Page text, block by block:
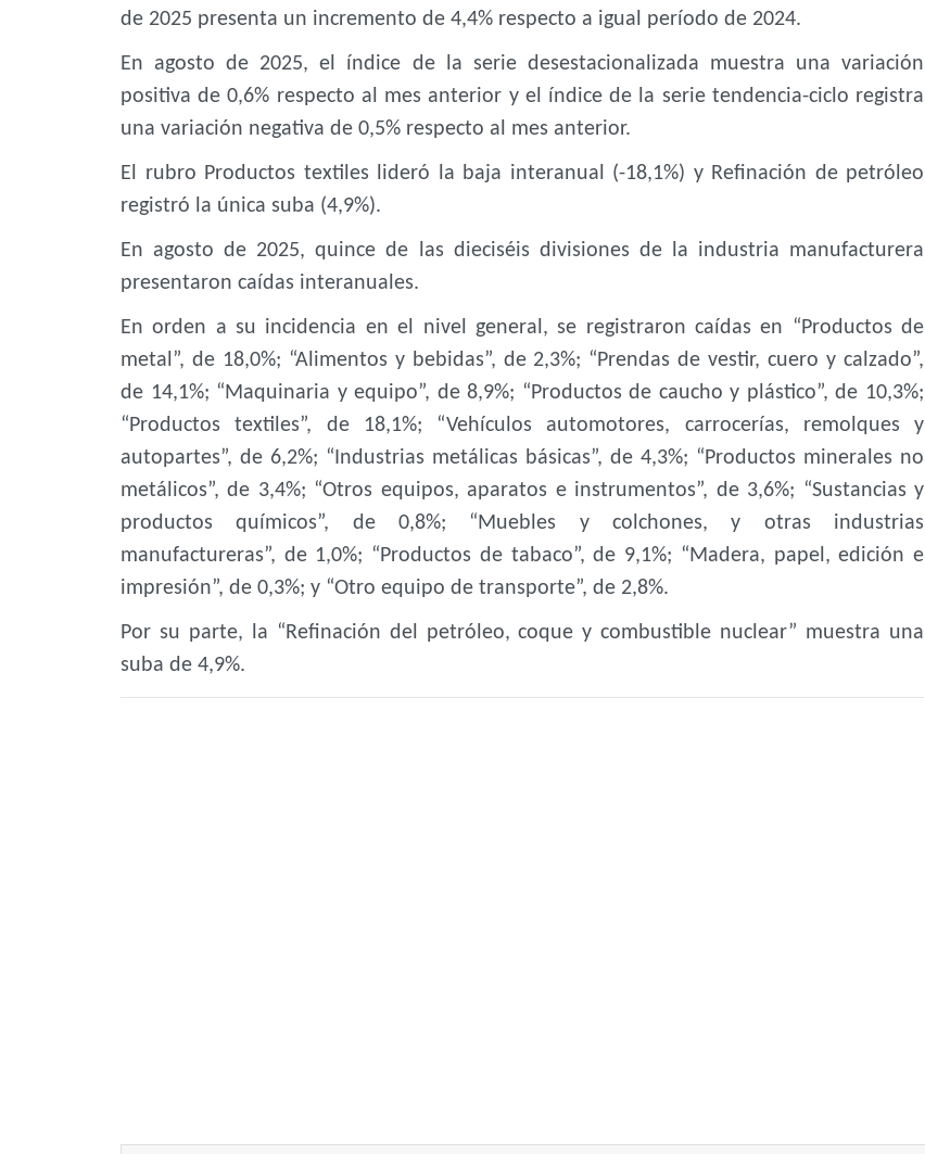
de 2025 presenta un incremento de 4,4% respecto a igual período de 2024.
En agosto de 2025, el índice de la serie desestacionalizada muestra una variación
positiva de 0,6% respecto al mes anterior y el índice de la serie tendencia-ciclo registra
una variación negativa de 0,5% respecto al mes anterior.
El rubro Productos textiles lideró la baja interanual (-18,1%) y Refinación de petróleo
registró la única suba (4,9%).
En agosto de 2025, quince de las dieciséis divisiones de la industria manufacturera
presentaron caídas interanuales.
En orden a su incidencia en el nivel general, se registraron caídas en “Productos de
metal”, de 18,0%; “Alimentos y bebidas”, de 2,3%; “Prendas de vestir, cuero y calzado”,
de 14,1%; “Maquinaria y equipo”, de 8,9%; “Productos de caucho y plástico”, de 10,3%;
“Productos textiles”, de 18,1%; “Vehículos automotores, carrocerías, remolques y
autopartes”, de 6,2%; “Industrias metálicas básicas”, de 4,3%; “Productos minerales no
metálicos”, de 3,4%; “Otros equipos, aparatos e instrumentos”, de 3,6%; “Sustancias y
productos químicos”, de 0,8%; “Muebles y colchones, y otras industrias
manufactureras”, de 1,0%; “Productos de tabaco”, de 9,1%; “Madera, papel, edición e
impresión”, de 0,3%; y “Otro equipo de transporte”, de 2,8%.
Por su parte, la “Refinación del petróleo, coque y combustible nuclear” muestra una
suba de 4,9%.